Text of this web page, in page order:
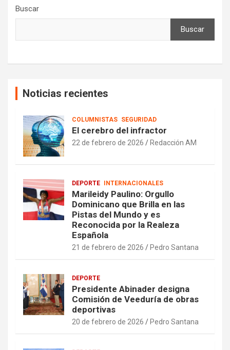
Buscar
Buscar
Noticias recientes
COLUMNISTAS SEGURIDAD
El cerebro del infractor
22 de febrero de 2026 Redacción AM
DEPORTE INTERNACIONALES
Marileidy Paulino: Orgullo
Dominicano que Brilla en las
Pistas del Mundo y es
Reconocida por la Realeza
Española
21 de febrero de 2026 Pedro Santana
DEPORTE
Presidente Abinader designa
Comisión de Veeduría de obras
deportivas
20 de febrero de 2026 Pedro Santana